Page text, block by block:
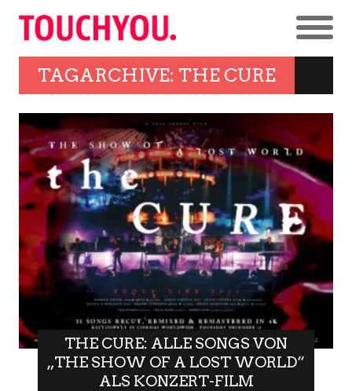
TAGARCHIVE: THE CURE
THE CURE: ALLE SONGS VON
„THE SHOW OF A LOST WORLD“
ALS KONZERT-FILM